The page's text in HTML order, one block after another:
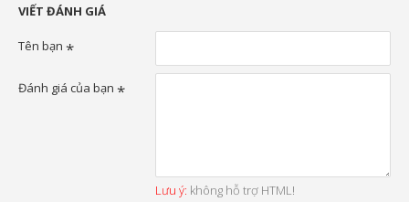
VIẾT ĐÁNH GIÁ
Tên bạn
Đánh giá của bạn
Lưu ý: không hỗ trợ HTML!